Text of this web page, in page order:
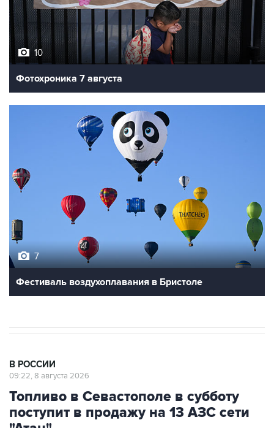
10
Фотохроника 7 августа
Фестиваль воздухоплавания в Бристоле
Топливо в Севастополе в субботу
поступит в продажу на 13 АЗС сети
"Атан"